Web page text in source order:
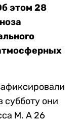
этом 28
субботу они
М. А 26